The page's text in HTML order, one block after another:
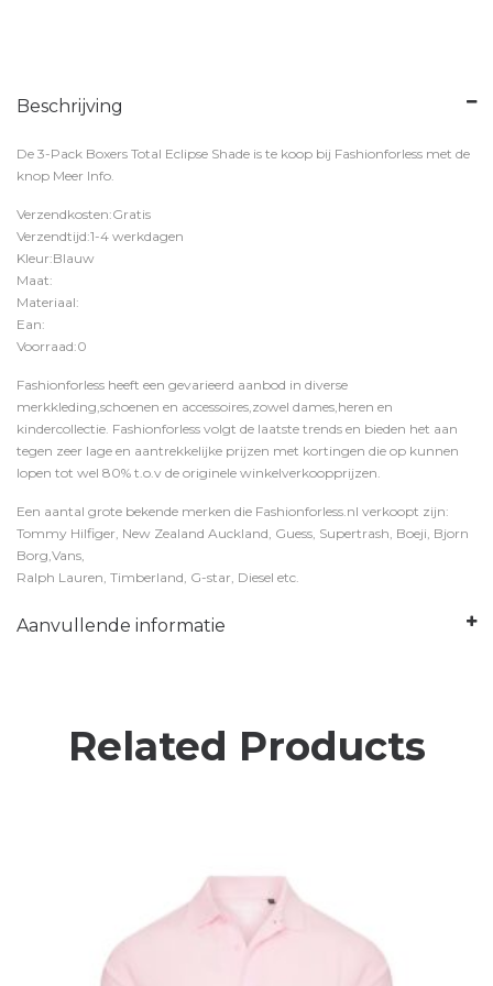
Beschrijving
De 3-Pack Boxers Total Eclipse Shade is te koop bij Fashionforless met de
knop Meer Info.
Verzendkosten:Gratis
Verzendtijd:1-4 werkdagen
Kleur:Blauw
Maat:
Materiaal:
Ean:
Voorraad:0
Fashionforless heeft een gevarieerd aanbod in diverse
merkkleding,schoenen en accessoires,zowel dames,heren en
kindercollectie. Fashionforless volgt de laatste trends en bieden het aan
tegen zeer lage en aantrekkelijke prijzen met kortingen die op kunnen
lopen tot wel 80% t.o.v de originele winkelverkoopprijzen.
Een aantal grote bekende merken die Fashionforless.nl verkoopt zijn:
Tommy Hilfiger, New Zealand Auckland, Guess, Supertrash, Boeji, Bjorn
Borg,Vans,
Ralph Lauren, Timberland, G-star, Diesel etc.
Aanvullende informatie
Related Products